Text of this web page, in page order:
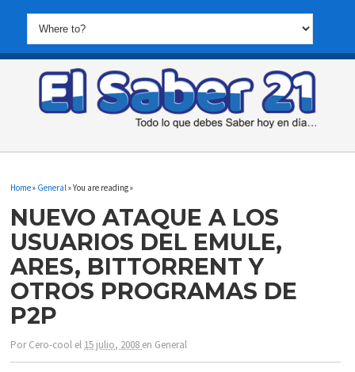
Home» General » You are reading »
NUEVO ATAQUE A LOS
USUARIOS DEL EMULE,
ARES, BITTORRENT Y
OTROS PROGRAMAS DE
P2P
PorCero-cool el 15 julio, 2008 en General